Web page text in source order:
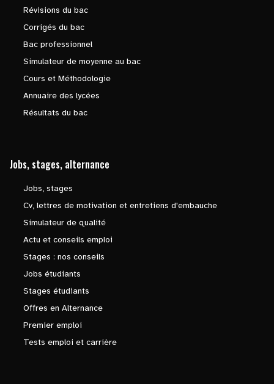
Révisions du bac
Corrigés du bac
Bac professionnel
Simulateur de moyenne au bac
Cours et Méthodologie
Annuaire des lycées
Résultats du bac
Jobs, stages, alternance
Jobs, stages
Cv, lettres de motivation et entretiens d'embauche
Simulateur de qualité
Actu et conseils emploi
Stages : nos conseils
Jobs étudiants
Stages étudiants
Offres en Alternance
Premier emploi
Tests emploi et carrière